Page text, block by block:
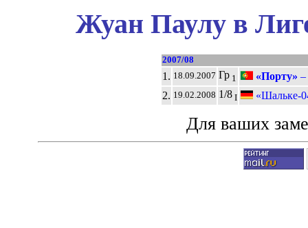
Жуан Паулу в
2007/08
1. 18.09.2007 Гр 1 «Порту» –
2. 19.02.2008 1/8 I «Шальке-
Для ваших